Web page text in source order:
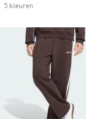
5 kleuren